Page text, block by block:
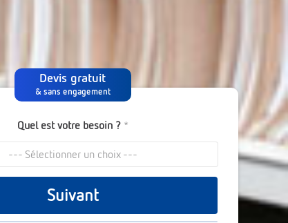
Devis gratuit
& sans engagement
Quel est votre besoin ? *
--- Sélectionner un choix ---
Suivant